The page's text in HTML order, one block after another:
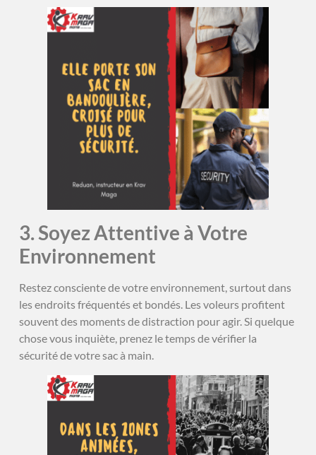
3. Soyez Attentive à Votre
Environnement
Restez consciente de votre environnement, surtout dans
les endroits fréquentés et bondés. Les voleurs profitent
souvent des moments de distraction pour agir. Si quelque
chose vous inquiète, prenez le temps de vérifier la
sécurité de votre sac à main.